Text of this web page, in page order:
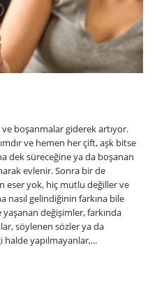
boşanmalar giderek artıyor.
ve hemen her çift, aşk bitse
dek süreceğine ya da boşanan
evlenir. Sonra bir de
eser yok, hiç mutlu değiller ve
nasıl gelindiğinin farkına bile
değişimler, farkında
söylenen sözler ya da
halde yapılmayanlar,...